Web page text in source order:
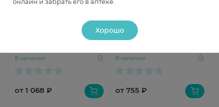
15мг 0,3мл N1 шпр
В наличии
от 1 068 ₽
Методжект раствор для
10мг 0,2мл N1 шпр
В наличии
от 755 ₽
Хорошо